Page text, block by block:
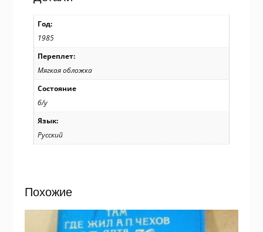
Исаков
р202
Год:
1985
Переплет:
Мягкая обложка
Состояние
б/у
Язык:
Русский
Похожие